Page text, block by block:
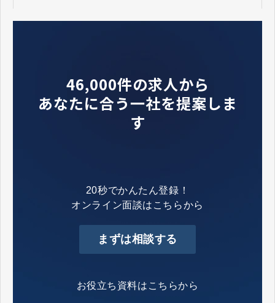
46,000件の求人から
あなたに合う一社を提案しま
す
20秒でかんたん登録！
オンライン面談はこちらから
まずは相談する
お役立ち資料はこちらから